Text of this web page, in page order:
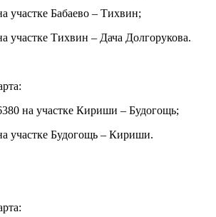
участке Бабаево – Тихвин;
участке Тихвин – Дача Долгорукова.
на участке Кириши – Будогощь;
участке Будогощь – Кириши.